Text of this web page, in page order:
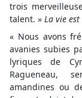
trois
talent. » La vie
« Nous avons
avanies subies
lyriques de
Ragueneau,
amandines ou